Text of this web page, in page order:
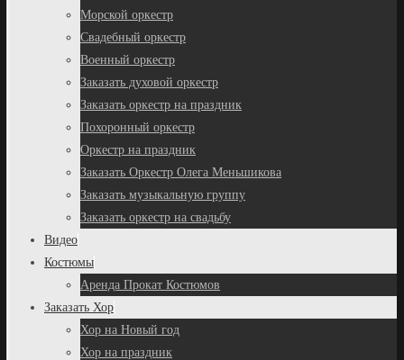
Морской оркестр
Свадебный оркестр
Военный оркестр
Заказать духовой оркестр
Заказать оркестр на праздник
Похоронный оркестр
Оркестр на праздник
Заказать Оркестр Олега Меньшикова
Заказать музыкальную группу
Заказать оркестр на свадьбу
Видео
Костюмы
Аренда Прокат Костюмов
Заказать Хор
Хор на Новый год
Хор на праздник